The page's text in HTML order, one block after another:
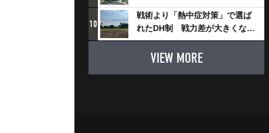
とMUFGが“共創”し描く地域活
性化・社会価値創造の近未来図
とは
10
戦術より「熱中症対策」で選ば
れたDH制 戦力差が大きくなる
懸念も
VIEW MORE